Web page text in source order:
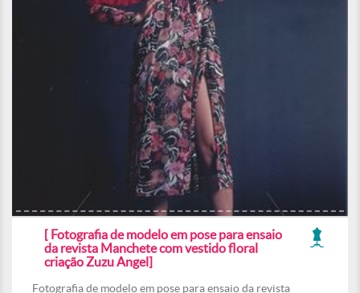
[ Fotografia de modelo em pose para ensaio
da revista Manchete com vestido floral
criação Zuzu Angel]
Fotografia de modelo em pose para ensaio da revista